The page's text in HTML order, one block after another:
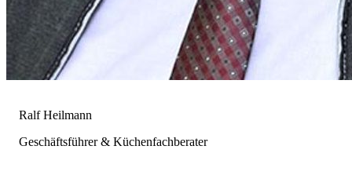
Ralf Heilmann
Geschäftsführer & Küchenfachberater